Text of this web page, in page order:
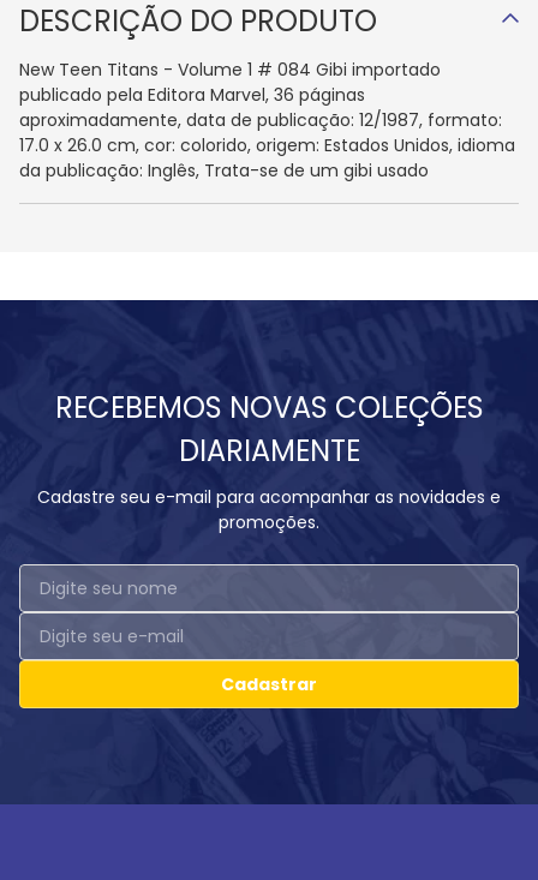
DESCRIÇÃO DO PRODUTO
New Teen Titans - Volume 1 # 084 Gibi importado
publicado pela Editora Marvel, 36 páginas
aproximadamente, data de publicação: 12/1987, formato:
17.0 x 26.0 cm, cor: colorido, origem: Estados Unidos, idioma
da publicação: Inglês, Trata-se de um gibi usado
RECEBEMOS NOVAS COLEÇÕES
DIARIAMENTE
Cadastre seu e-mail para acompanhar as novidades e
promoções.
Cadastrar